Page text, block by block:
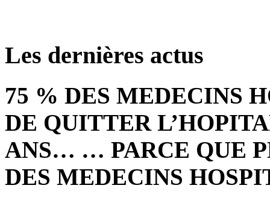
Les dernières actus
75 % DES MEDECINS
DE QUITTER
ANS… … PARCE QUE
DES MEDECINS